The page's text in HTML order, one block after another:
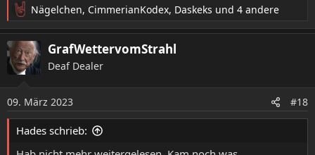
R
e
a
k
t
n
e
n
Nägelchen, CimmerianKodex, Daskeks und 4 andere
GrafWettervomStrahl
Deaf Dealer
09. März 2023 #18
Hades schrieb: